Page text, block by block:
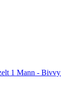
1 Mann -